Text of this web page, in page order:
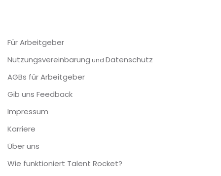
Für Arbeitgeber
Nutzungsvereinbarung und Datenschutz
AGBs für Arbeitgeber
Gib uns Feedback
Impressum
Karriere
Über uns
Wie funktioniert Talent Rocket?